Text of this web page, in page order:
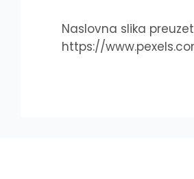
Naslovna slika
https://